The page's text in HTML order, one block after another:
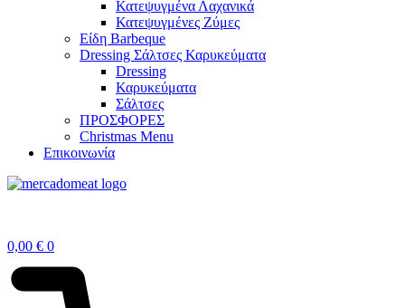
Κατεψυγμένα Λαχανικά
Κατεψυγμένες Ζύμες
Είδη Barbeque
Dressing Σάλτσες Καρυκεύματα
Dressing
Καρυκεύματα
Σάλτσες
ΠΡΟΣΦΟΡΕΣ
Christmas Menu
Επικοινωνία
0,00 € 0